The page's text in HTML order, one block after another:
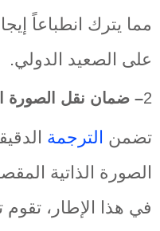
مما يترك انطباعاً
على الصعيد الدولي.
2– ضمان نقل الصورة
تضمنالترجمة
الصورة الذاتية
في هذا الإطار، تقوم